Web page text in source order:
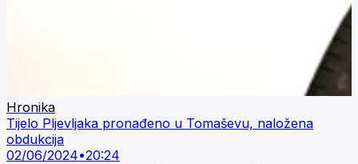
Hronika
Tijelo Pljevljaka pronađeno u Tomaševu, naložena
obdukcija
02/06/2024•20:24